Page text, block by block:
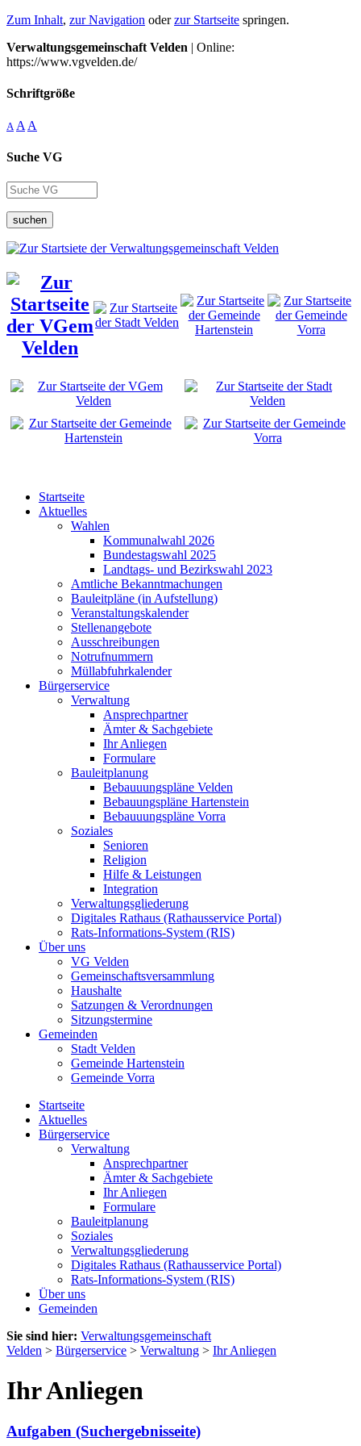
Zum Inhalt, zur Navigation oderzur Startseite springen.
Verwaltungsgemeinschaft Velden | Online:
https://www.vgvelden.de/
Schriftgröße
A A A
Suche VG
suchen
Startseite
Aktuelles
Wahlen
Kommunalwahl 2026
Bundestagswahl 2025
Landtags- und Bezirkswahl 2023
Amtliche Bekanntmachungen
Bauleitpläne (in Aufstellung)
Veranstaltungskalender
Stellenangebote
Ausschreibungen
Notrufnummern
Müllabfuhrkalender
Bürgerservice
Verwaltung
Ansprechpartner
Ämter & Sachgebiete
Ihr Anliegen
Formulare
Bauleitplanung
Bebauuungspläne Velden
Bebauungspläne Hartenstein
Bebauuungspläne Vorra
Soziales
Senioren
Religion
Hilfe & Leistungen
Integration
Verwaltungsgliederung
Digitales Rathaus (Rathausservice Portal)
Rats-Informations-System (RIS)
Über uns
VG Velden
Gemeinschaftsversammlung
Haushalte
Satzungen & Verordnungen
Sitzungstermine
Gemeinden
Stadt Velden
Gemeinde Hartenstein
Gemeinde Vorra
Startseite
Aktuelles
Bürgerservice
Verwaltung
Ansprechpartner
Ämter & Sachgebiete
Ihr Anliegen
Formulare
Bauleitplanung
Soziales
Verwaltungsgliederung
Digitales Rathaus (Rathausservice Portal)
Rats-Informations-System (RIS)
Über uns
Gemeinden
Sie sind hier: Verwaltungsgemeinschaft
Velden > Bürgerservice > Verwaltung > Ihr Anliegen
Ihr Anliegen
Aufgaben (Suchergebnisseite)